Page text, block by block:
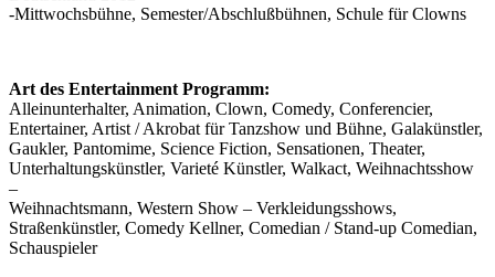
-Mittwochsbühne, Semester/Abschlußbühnen, Schule für Clowns
Art des Entertainment Programm:
Alleinunterhalter, Animation, Clown, Comedy, Conferencier,
Entertainer, Artist / Akrobat für Tanzshow und Bühne, Galakünstler,
Gaukler, Pantomime, Science Fiction, Sensationen, Theater,
Unterhaltungskünstler, Varieté Künstler, Walkact, Weihnachtsshow
–
Weihnachtsmann, Western Show – Verkleidungsshows,
Straßenkünstler, Comedy Kellner, Comedian / Stand-up Comedian,
Schauspieler